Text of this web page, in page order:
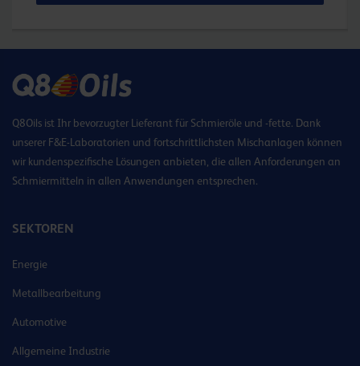
Q8Oils ist Ihr bevorzugter Lieferant für Schmieröle und -fette. Dank
unserer F&E-Laboratorien und fortschrittlichsten Mischanlagen können
wir kundenspezifische Lösungen anbieten, die allen Anforderungen an
Schmiermitteln in allen Anwendungen entsprechen.
SEKTOREN
Energie
Metallbearbeitung
Automotive
Allgemeine Industrie